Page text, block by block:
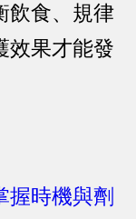
飲食、規律
效果才能發
握時機與劑